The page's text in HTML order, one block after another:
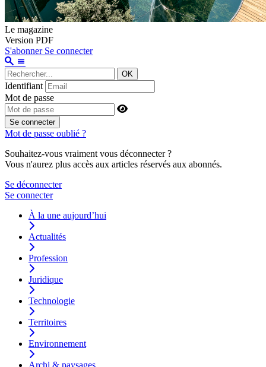
Le magazine
Version PDF
S'abonner Se connecter
OK
Identifiant
Mot de passe
Se connecter
Mot de passe oublié ?
Souhaitez-vous vraiment vous déconnecter ?
Vous n'aurez plus accès aux articles réservés aux abonnés.
Se déconnecter
Se connecter
À la une aujourd’hui
Actualités
Profession
Juridique
Technologie
Territoires
Environnement
Archi & paysages